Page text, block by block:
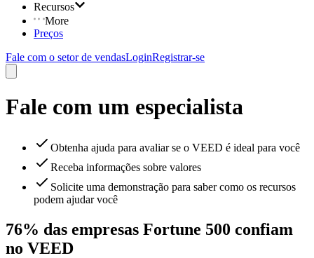
Recursos
More
Preços
Fale com o setor de vendasLoginRegistrar-se
Fale com um especialista
Obtenha ajuda para avaliar se o VEED é ideal para você
Receba informações sobre valores
Solicite uma demonstração para saber como os recursos
podem ajudar você
76% das empresas Fortune 500 confiam
no VEED